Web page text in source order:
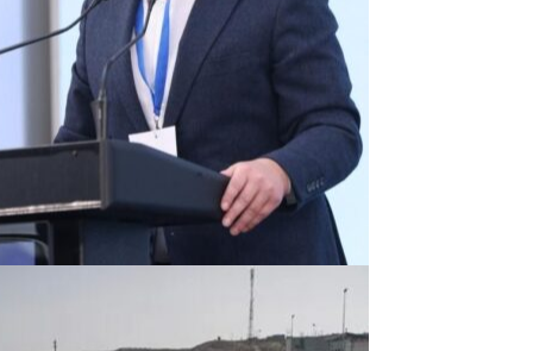
Curs valutar: 06 Aug 2026
EUR
: 5,2513 RON
+0,0024 ▲
USD: 4,5507 RON
+0,0027 ▲
CHF
: 5,6221 RON
+0,0011 ▲
GBP: 6,1236 RON
-0,0008 ▼
Convertor valutar
»
Rezultat: